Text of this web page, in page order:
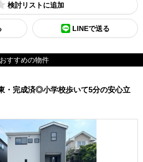
検討リスト
LINEで送る
すすめの物件
・完成済◎小学校歩いて5分の安心立